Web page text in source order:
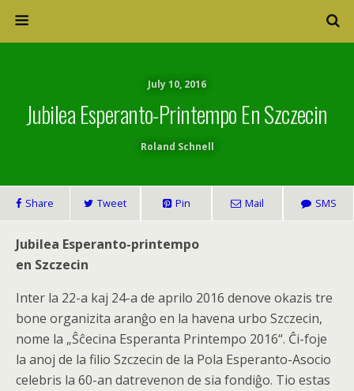
July 10, 2016
Jubilea Esperanto-Printempo En Szczecin
Roland Schnell
Share Tweet Pin Mail SMS
Jubilea Esperanto-printempo
en Szczecin
Inter la 22-a kaj 24-a de aprilo 2016 denove okazis tre
bone organizita aranĝo en la havena urbo Szczecin,
nome la „Ŝĉecina Esperanta Printempo 2016“. Ĉi-foje
la anoj de la filio Szczecin de la Pola Esperanto-Asocio
celebris la 60-an datrevenon de sia fondiĝo. Tio estas